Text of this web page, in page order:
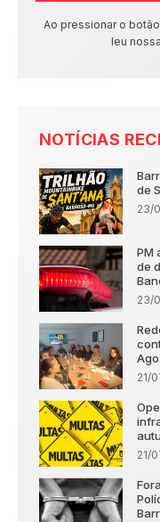
Ao pressionar o
leu
NOTÍCIAS
de
23/
PM
de
23/
21/
21/